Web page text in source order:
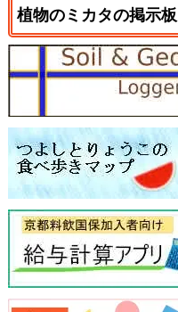
植物のミカタの掲示板